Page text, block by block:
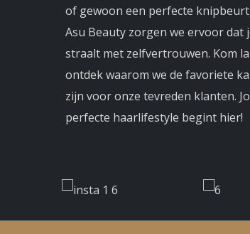
of gewoon een perfecte
Asu Beauty zorgen we ervoor dat
straalt met zelfvertrouwen. Kom
ontdek waarom we de favoriete
zijn voor onze tevreden klanten.
perfecte haarlifestyle begint hier!